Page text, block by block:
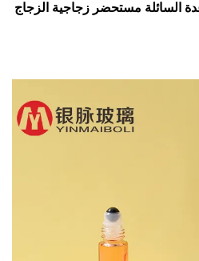
السائلة مستحضر زجاجية الزجاج